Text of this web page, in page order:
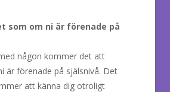
som om ni är förenade på
någon kommer det att
är förenade på själsnivå. Det
att känna dig otroligt